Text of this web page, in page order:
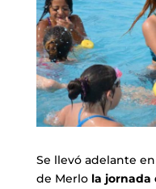
Se llevó adelante
de Merlo la jornada